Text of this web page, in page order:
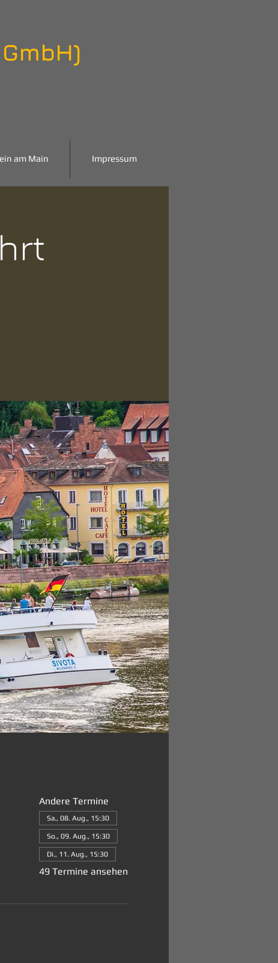
am Main Impressum
Andere Termine
Sa., 08. Aug., 15:30
So., 09. Aug., 15:30
Di., 11. Aug., 15:30
49 Termine ansehen